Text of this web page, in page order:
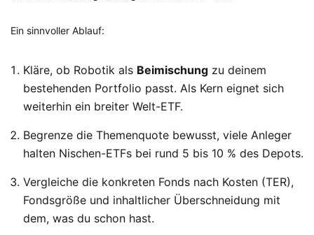
Ein sinnvoller Ablauf:
Kläre, ob Robotik als Beimischung zu deinem
bestehenden Portfolio passt. Als Kern eignet sich
weiterhin ein breiter Welt-ETF.
Begrenze die Themenquote bewusst, viele Anleger
halten Nischen-ETFs bei rund 5 bis 10 % des Depots.
Vergleiche die konkreten Fonds nach Kosten (TER),
Fondsgröße und inhaltlicher Überschneidung mit
dem, was du schon hast.